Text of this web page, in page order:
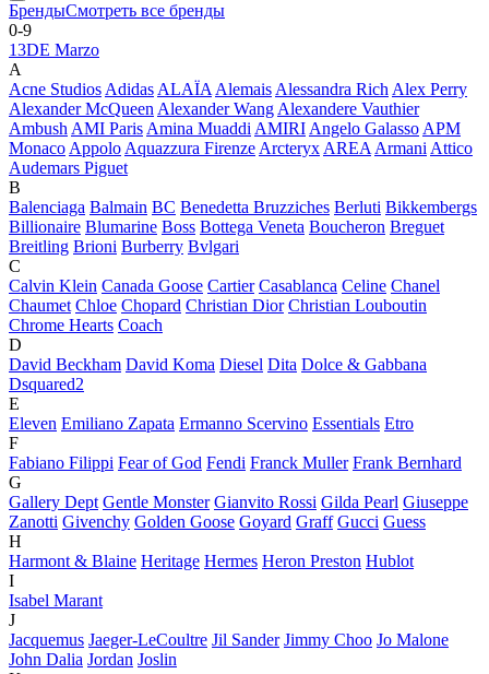
БрендыСмотреть все бренды
0-9
13DE Marzo
A
Acne StudiosAdidasALAÏAAlemaisAlessandra RichAlex Perry
Alexander McQueenAlexander WangAlexandere Vauthier
AmbushAMI ParisAmina MuaddiAMIRIAngelo GalassoAPM
MonacoAppoloAquazzura FirenzeArcteryxAREAArmaniAttico
Audemars Piguet
B
Balenciaga Balmain BC Benedetta Bruzziches Berluti Bikkembergs
Billionaire Blumarine Boss Bottega Veneta Boucheron Breguet
Breitling Brioni Burberry Bvlgari
C
Calvin Klein Canada Goose Cartier Casablanca Celine Chanel
Chaumet Chloe Chopard Christian Dior Christian Louboutin
Chrome Hearts Coach
D
David Beckham David Koma Diesel Dita Dolce & Gabbana
Dsquared2
E
Eleven Emiliano Zapata Ermanno Scervino Essentials Etro
F
Fabiano Filippi Fear of God Fendi Franck Muller Frank Bernhard
G
Gallery Dept Gentle Monster Gianvito Rossi Gilda Pearl Giuseppe
Zanotti Givenchy Golden Goose Goyard Graff Gucci Guess
H
Harmont & Blaine Heritage Hermes Heron Preston Hublot
I
Isabel Marant
J
Jacquemus Jaeger-LeCoultre Jil Sander Jimmy Choo Jo Malone
John Dalia Jordan Joslin